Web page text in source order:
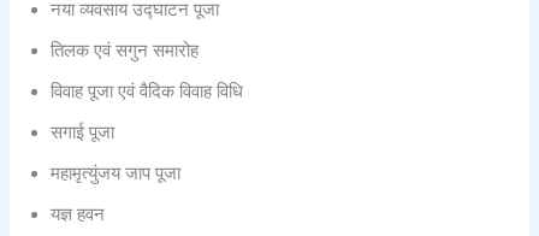
नया व्यवसाय उद्घाटन पूजा
तिलक एवं सगुन समारोह
विवाह पूजा एवं वैदिक विवाह विधि
सगाई पूजा
महामृत्युंजय जाप पूजा
यज्ञ हवन